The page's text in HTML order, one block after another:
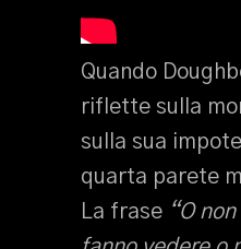
Quando
riflette sulla
sulla sua
quarta parete
La frase “O